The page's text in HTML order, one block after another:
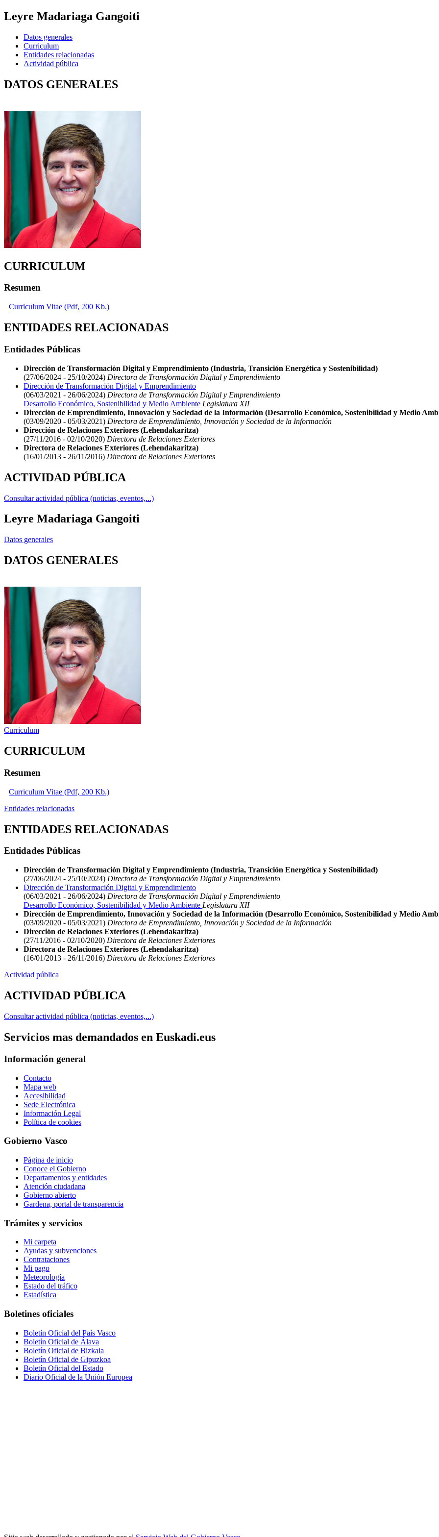
Leyre Madariaga Gangoiti
Datos generales
Curriculum
Entidades relacionadas
Actividad pública
DATOS GENERALES
CURRICULUM
Resumen
Curriculum Vitae (Pdf, 200 Kb.)
ENTIDADES RELACIONADAS
Entidades Públicas
Dirección de Transformación Digital y Emprendimiento (Industria, Transición Energética y Sostenibilidad)
(27/06/2024 - 25/10/2024) Directora de Transformación Digital y Emprendimiento
Dirección de Transformación Digital y Emprendimiento
(06/03/2021 - 26/06/2024) Directora de Transformación Digital y Emprendimiento
Desarrollo Económico, Sostenibilidad y Medio Ambiente Legislatura XII
Dirección de Emprendimiento, Innovación y Sociedad de la Información (Desarrollo Económico, Sostenibilidad y Medio
(03/09/2020 - 05/03/2021) Directora de Emprendimiento, Innovación y Sociedad de la Información
Dirección de Relaciones Exteriores (Lehendakaritza)
(27/11/2016 - 02/10/2020) Directora de Relaciones Exteriores
Directora de Relaciones Exteriores (Lehendakaritza)
(16/01/2013 - 26/11/2016) Directora de Relaciones Exteriores
ACTIVIDAD PÚBLICA
Consultar actividad pública (noticias, eventos,...)
Leyre Madariaga Gangoiti
Datos generales
DATOS GENERALES
Curriculum
CURRICULUM
Resumen
Curriculum Vitae (Pdf, 200 Kb.)
Entidades relacionadas
ENTIDADES RELACIONADAS
Entidades Públicas
Dirección de Transformación Digital y Emprendimiento (Industria, Transición Energética y Sostenibilidad)
(27/06/2024 - 25/10/2024) Directora de Transformación Digital y Emprendimiento
Dirección de Transformación Digital y Emprendimiento
(06/03/2021 - 26/06/2024) Directora de Transformación Digital y Emprendimiento
Desarrollo Económico, Sostenibilidad y Medio Ambiente Legislatura XII
Dirección de Emprendimiento, Innovación y Sociedad de la Información (Desarrollo Económico, Sostenibilidad y Medio
(03/09/2020 - 05/03/2021) Directora de Emprendimiento, Innovación y Sociedad de la Información
Dirección de Relaciones Exteriores (Lehendakaritza)
(27/11/2016 - 02/10/2020) Directora de Relaciones Exteriores
Directora de Relaciones Exteriores (Lehendakaritza)
(16/01/2013 - 26/11/2016) Directora de Relaciones Exteriores
Actividad pública
ACTIVIDAD PÚBLICA
Consultar actividad pública (noticias, eventos,...)
Servicios mas demandados en Euskadi.eus
Información general
Contacto
Mapa web
Accesibilidad
Sede Electrónica
Información Legal
Política de cookies
Gobierno Vasco
Página de inicio
Conoce el Gobierno
Departamentos y entidades
Atención ciudadana
Gobierno abierto
Gardena, portal de transparencia
Trámites y servicios
Mi carpeta
Ayudas y subvenciones
Contrataciones
Mi pago
Meteorología
Estado del tráfico
Estadística
Boletines oficiales
Boletín Oficial del País Vasco
Boletín Oficial de Álava
Boletín Oficial de Bizkaia
Boletín Oficial de Gipuzkoa
Boletín Oficial del Estado
Diario Oficial de la Unión Europea